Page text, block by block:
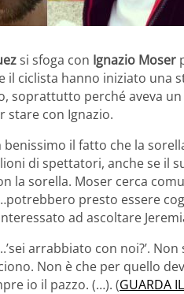
si sfoga con Ignazio Moser
il ciclista hanno iniziato una
soprattutto perché aveva
stare con Ignazio.
benissimo il fatto che la
di spettatori, anche se il
la sorella. Moser cerca
presto essere
ad ascoltare
arrabbiato con noi?’.
Non è che per quello
io il pazzo. (…). (GUARDA